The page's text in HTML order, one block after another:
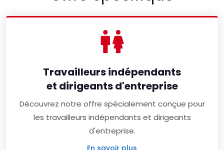
Travailleurs indépendants
et dirigeants d'entreprise
Découvrez notre offre spécialement conçue pour
les travailleurs indépendants et dirigeants
d'entreprise.
En savoir plus